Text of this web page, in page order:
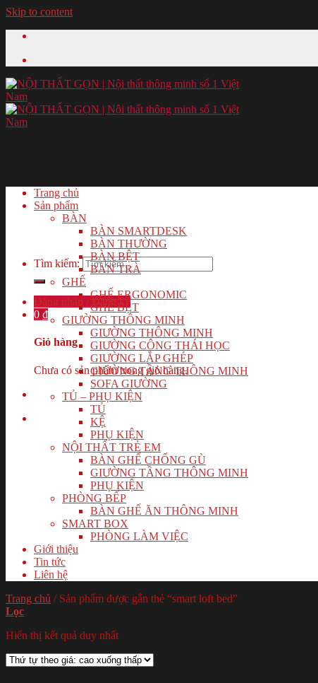
Skip to content
Tìm kiếm:
Đăng nhập / Đăng ký
0 ₫
Giỏ hàng
Chưa có sản phẩm trong giỏ hàng.
Trang chủ
Sản phẩm
BÀN
BÀN SMARTDESK
BÀN THƯỜNG
BÀN BỆT
BÀN TRÀ
GHẾ
GHẾ ERGONOMIC
GHẾ BỆT
GIƯỜNG THÔNG MINH
GIƯỜNG THÔNG MINH
GIƯỜNG CÔNG THÁI HỌC
GIƯỜNG LẮP GHÉP
GIƯỜNG TẦNG THÔNG MINH
SOFA GIƯỜNG
TỦ – PHỤ KIỆN
TỦ
KỆ
PHỤ KIỆN
NỘI THẤT TRẺ EM
BÀN GHẾ CHỐNG GÙ
GIƯỜNG TẦNG THÔNG MINH
PHỤ KIỆN
PHÒNG BẾP
BÀN GHẾ ĂN THÔNG MINH
SMART BOX
PHÒNG LÀM VIỆC
Giới thiệu
Tin tức
Liên hệ
Trang chủ /Sản phẩm được gắn thẻ “smart loft bed”
Lọc
Hiển thị kết quả duy nhất